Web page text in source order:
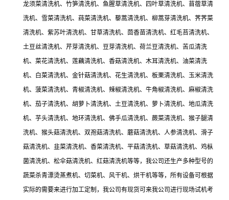
龙须菜清洗机、竹笋清洗机、鱼腥草清洗机、四叶草清洗机、苜蓿草清
洗机、雪菜清洗机、莼菜清洗机、藜蒿清洗机、柳蒿芽清洗机、荠荠菜
清洗机、紫苏叶清洗机、甘草清洗机、茴香苗清洗机、红毛苔清洗机、
土豆丝清洗机、芹芽清洗机、豆芽清洗机、荷兰豆清洗机、苦瓜清洗
机、菜花清洗机、莲藕清洗机、香菇清洗机、木耳清洗机、油菜清洗
机、白菜清洗机、金针菇清洗机、花生清洗机、板栗清洗机、玉米清洗
机、菠菜清洗机、青椒清洗机、辣椒清洗机、牛角椒清洗机、麻椒清洗
机、茄子清洗机、胡萝卜清洗机、土豆清洗机、萝卜清洗机、地瓜清洗
机、芋头清洗机、地环清洗机、佛手瓜清洗机、蕨菜清洗机、猴子腿清
洗机、猴头菇清洗机、双孢菇清洗机、蘑菇清洗机、人参清洗机、滑子
菇清洗机、韭菜清洗机、香菜清洗机、平菇清洗机、草菇清洗机、鸡枞
菌清洗机、松伞菇清洗机、红菇清洗机等等，我公司还生产多种型号的
蔬菜杀青漂烫蒸煮机、切菜机、风干机、烘干机等等，所有设备可根据
实际的需要来进行加工定制，我公司有现货可来我公司进行现场试机考